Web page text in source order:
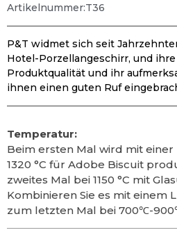
Artikelnummer:T36
P&T widmet sich seit
Hotel-Porzellangeschirr, und
Produktqualität und ihr
ihnen einen guten Ruf
Temperatur:
Beim ersten Mal wird mit
1320 °C für Adobe Biscuit
zweites Mal bei 1150 °C mit
Kombinieren Sie es mit
zum letzten Mal bei 700℃-